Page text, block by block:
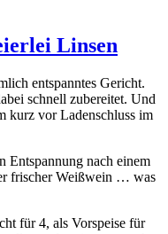
Linsen
ent­spann­tes Gericht.
schnell zube­rei­tet. Und
kurz vor Laden­schluss im
Ent­span­nung nach einem
fri­scher Weiß­wein … was
für 4, als Vor­spei­se für